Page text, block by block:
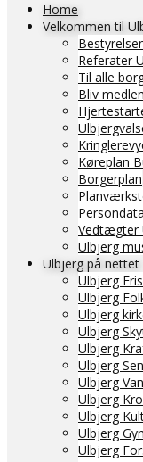
Home
Velkommen til
Referater
Til alle
Bliv
Køreplan
Borgerplan
Vedtægter
Ulbjerg
Ulbjerg på nettet
Ulbjerg
Ulbjerg
Ulbjerg
Ulbjerg
Ulbjerg
Ulbjerg
Ulbjerg
Ulbjerg
Ulbjerg
Ulbjerg
Ulbjerg